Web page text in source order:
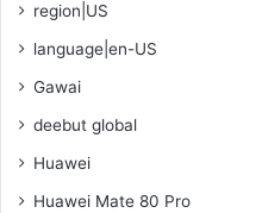
region|US
language|en-US
Gawai
deebut global
Huawei
Huawei Mate 80 Pro